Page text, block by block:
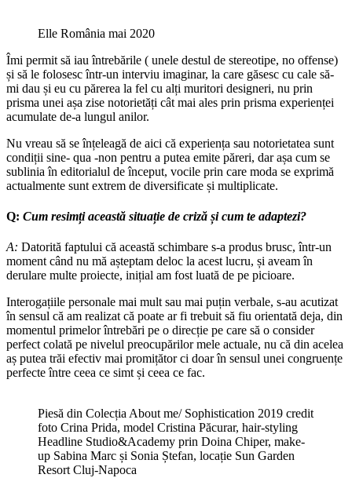
Elle România mai 2020
Îmi permit să iau întrebările ( unele destul de stereotipe, no offense)
și să le folosesc într-un interviu imaginar, la care găsesc cu cale să-
mi dau și eu cu părerea la fel cu alți muritori designeri, nu prin
prisma unei așa zise notorietăți cât mai ales prin prisma experienței
acumulate de-a lungul anilor.
Nu vreau să se înțeleagă de aici că experiența sau notorietatea sunt
condiții sine- qua -non pentru a putea emite păreri, dar așa cum se
sublinia în editorialul de început, vocile prin care moda se exprimă
actualmente sunt extrem de diversificate și multiplicate.
Q: Cum resimți această situație de criză și cum te adaptezi?
A: Datorită faptului că această schimbare s-a produs brusc, într-un
moment când nu mă așteptam deloc la acest lucru, și aveam în
derulare multe proiecte, inițial am fost luată de pe picioare.
Interogațiile personale mai mult sau mai puțin verbale, s-au acutizat
în sensul că am realizat că poate ar fi trebuit să fiu orientată deja, din
momentul primelor întrebări pe o direcție pe care să o consider
perfect colată pe nivelul preocupărilor mele actuale, nu că din acelea
aș putea trăi efectiv mai promițător ci doar în sensul unei congruențe
perfecte între ceea ce simt și ceea ce fac.
Piesă din Colecția About me/ Sophistication 2019 credit
foto Crina Prida, model Cristina Păcurar, hair-styling
Headline Studio&Academy prin Doina Chiper, make-
up Sabina Marc și Sonia Ștefan, locație Sun Garden
Resort Cluj-Napoca